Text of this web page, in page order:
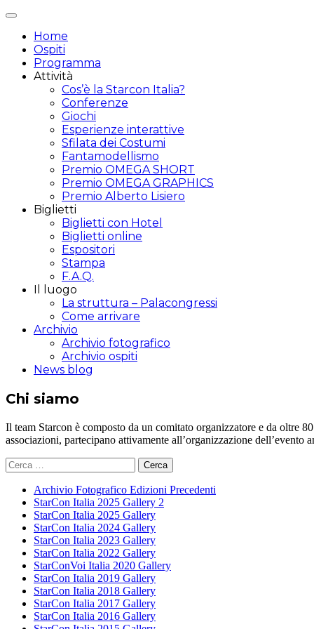
Attiva/disattiva
navigazione
Home
Ospiti
Programma
Attività
Cos’è la Starcon Italia?
Conferenze
Giochi
Esperienze interattive
Sfilata dei Costumi
Fantamodellismo
Premio OMEGA SHORT
Premio OMEGA GRAPHICS
Premio Alberto Lisiero
Biglietti
Biglietti con Hotel
Biglietti online
Espositori
Stampa
F.A.Q.
Il luogo
La struttura – Palacongressi
Come arrivare
Archivio
Archivio fotografico
Archivio ospiti
News blog
Chi siamo
Il team Starcon è composto da un comitato organizzatore e da oltre
associazioni, partecipano attivamente all’organizzazione
Ricerca
per:
Archivio Fotografico Edizioni Precedenti
StarCon Italia 2025 Gallery 2
StarCon Italia 2025 Gallery
StarCon Italia 2024 Gallery
StarCon Italia 2023 Gallery
StarCon Italia 2022 Gallery
StarConVoi Italia 2020 Gallery
StarCon Italia 2019 Gallery
StarCon Italia 2018 Gallery
StarCon Italia 2017 Gallery
StarCon Italia 2016 Gallery